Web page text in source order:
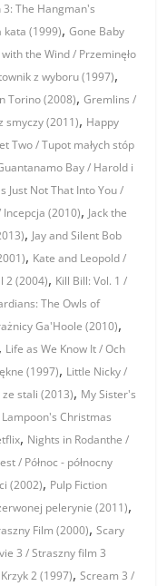
The Hangman's
kata (1999),Gone Baby
the Wind / Przeminęło
z wyboru (1997),
Torino (2008),Gremlins /
smyczy (2011), Happy
Two / Tupot małych stóp
Bay / Harold i
Just Not That Into You /
(2010), Jack the
, Jay and Silent Bob
, Kate and Leopold /
2 (2004), Kill Bill: Vol. 1 /
The Owls of
Ga'Hoole (2010),
, Life as We Know It / Och
(1997), Little Nicky /
ze stali (2013), My Sister's
Christmas
, Nights in Rodanthe /
/ Północ - północny
(2002), Pulp Fiction
pelerynie (2011),
Film (2000),Scary
3 / Straszny film 3
2 (1997),Scream 3 /